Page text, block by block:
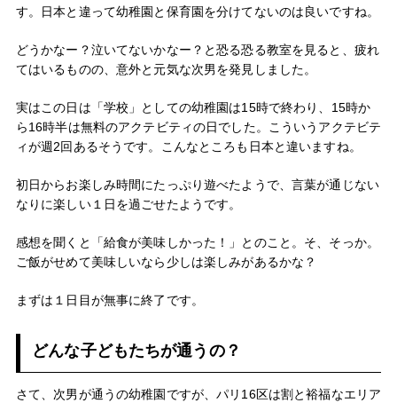
す。日本と違って幼稚園と保育園を分けてないのは良いですね。
どうかなー？泣いてないかなー？と恐る恐る教室を見ると、疲れ
てはいるものの、意外と元気な次男を発見しました。
実はこの日は「学校」としての幼稚園は15時で終わり、15時か
ら16時半は無料のアクテビティの日でした。こういうアクテビテ
ィが週2回あるそうです。こんなところも日本と違いますね。
初日からお楽しみ時間にたっぷり遊べたようで、言葉が通じない
なりに楽しい１日を過ごせたようです。
感想を聞くと「給食が美味しかった！」とのこと。そ、そっか。
ご飯がせめて美味しいなら少しは楽しみがあるかな？
まずは１日目が無事に終了です。
どんな子どもたちが通うの？
さて、次男が通うの幼稚園ですが、パリ16区は割と裕福なエリア